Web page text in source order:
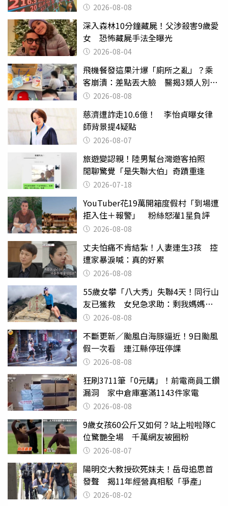
2026-08-08
深入森林10分鐘藏屍！父涉殺害9歲愛
女 恐怖藏屍手法全曝光
2026-08-04
飛機餐發這果汁爆「廁所之亂」？乘
客崩潰：差點丟大臉 醫揭3類人別亂
喝 2026-08-08
慈濟遭詐走10.6億！ 李怡貞曝女律
師背景提4疑點
2026-08-07
旅遊變認親！陸男幫台灣遊客拍照
閒聊驚覺「是失聯大伯」奇蹟重逢
2026-07-18
YouTuber花19萬開箱度假村「到場遭
拒入住＋報警」 粉絲怒灌1星負評
2026-08-08
丈夫怕痛不肯結紮！人妻連生3孩 控
遭家暴淚喊：真的好累
2026-08-08
55歲女攀「八大秀」失聯4天！同行山
友已獲救 女兒急求助：剩我媽媽還
沒找到
2026-08-08
不斷更新／颱風白海豚逼近！9日颱風
假一次看 連江縣停班停課
2026-08-08
狂刷3711筆「0元購」！前電商員工鑽
漏洞 家中倉庫塞滿1143件家電
2026-08-08
9歲女孩60公斤又如何？站上啦啦隊C
位驚艷全場 千萬網友被圈粉
2026-08-07
陽明交大教授砍死妹夫！岳母追思首
發聲 揭11年經營真相駁「爭產」
2026-08-02